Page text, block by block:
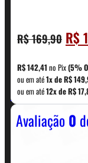
R$169,90 O
preço
era:
R$
R$
R$142,41 no Pix(5%
ou em até1x deR$
ou em até12x deR$
Avaliação0
CONTATO
WhatsApp: